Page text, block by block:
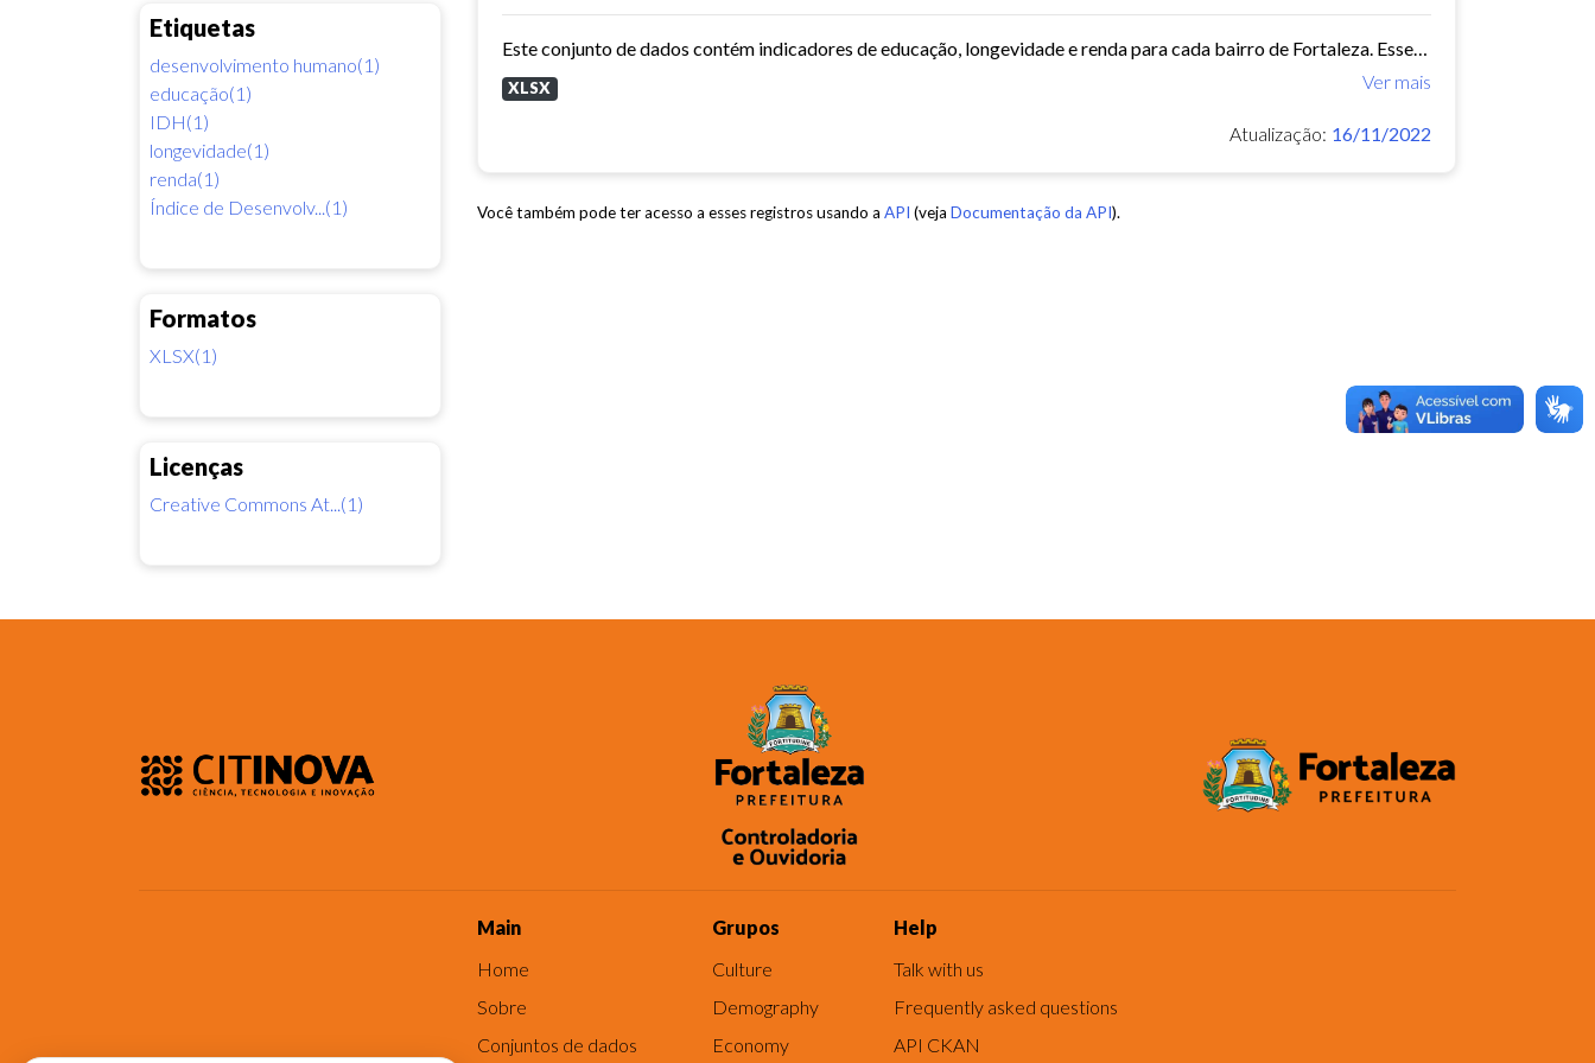
Etiquetas
desenvolvimento humano(1)
educação(1)
IDH(1)
longevidade(1)
renda(1)
Índice de Desenvolv...(1)
Formatos
XLSX(1)
Licenças
Creative Commons At...(1)
Este conjunto de dados contém indicadores de educação, longevidade e renda para cada bairro de Fortaleza. Esses três indicadores juntos formam o Indice de Desenvolvimento Humano...
Ver mais
XLSX
Atualização: 16/11/2022
Você também pode ter acesso a esses registros usando a API (veja Documentação da API).
Main
Home
Sobre
Conjuntos de dados
Grupos
Culture
Demography
Economy
Help
Talk with us
Frequently asked questions
API CKAN